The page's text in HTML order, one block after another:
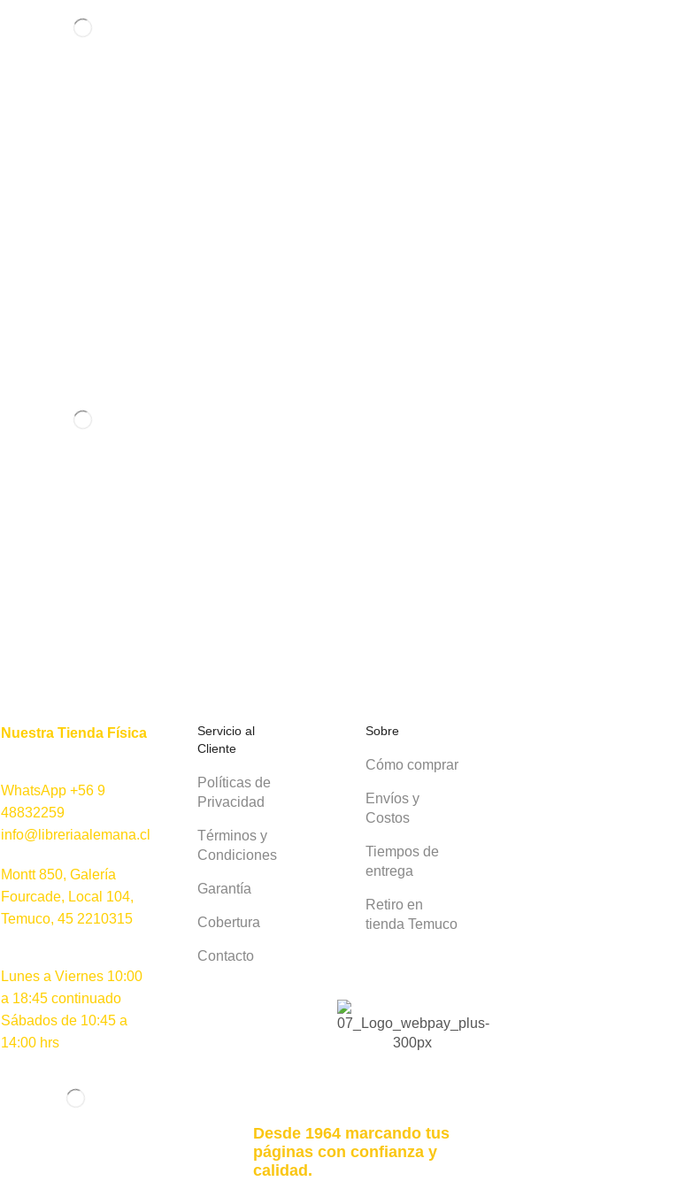
Nuestra Tienda Física
WhatsApp +56 9
48832259
info@libreriaalemana.cl
Montt 850, Galería
Fourcade, Local 104,
Temuco, 45 2210315
Lunes a Viernes 10:00
a 18:45 continuado
Sábados de 10:45 a
14:00 hrs
Servicio al
Cliente
Políticas de
Privacidad
Términos y
Condiciones
Garantía
Cobertura
Contacto
Sobre
Cómo comprar
Envíos y
Costos
Tiempos de
entrega
Retiro en
tienda Temuco
Desde 1964 marcando tus
páginas con confianza y
calidad.